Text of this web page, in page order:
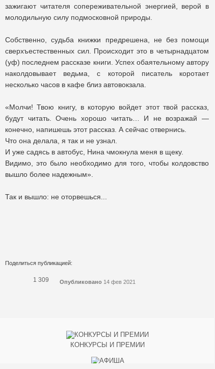
зажигают читателя сопереживательной энергией, верой в
молодильную силу подмосковной природы.
Собственно, судьба книжки предрешена, не без помощи
сверхъестественных сил. Происходит это в четырнадцатом
(уф) последнем рассказе книги. Успех обаятельному автору
наколдовывает ведьма, с которой писатель коротает
несколько часов в кафе близ автовокзала.
«Молчи! Твою книгу, в которую войдет этот твой рассказ,
будут читать. Очень хорошо читать… И не возражай —
конечно, напишешь этот рассказ. А сейчас отвернись.
Что она делала, я так и не узнал.
И уже садясь в автобус, Нина чмокнула меня в щеку.
Видимо, это было необходимо для того, чтобы колдовство
вышло более надежным».
Так и вышло: не оторвешься...
Поделиться публикацией:
1 309 Опубликовано 14 фев 2021
КОНКУРСЫ И ПРЕМИИ